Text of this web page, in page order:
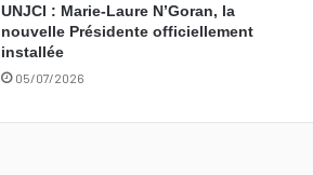
UNJCI : Marie-Laure N’Goran, la
nouvelle Présidente officiellement
installée
05/07/2026